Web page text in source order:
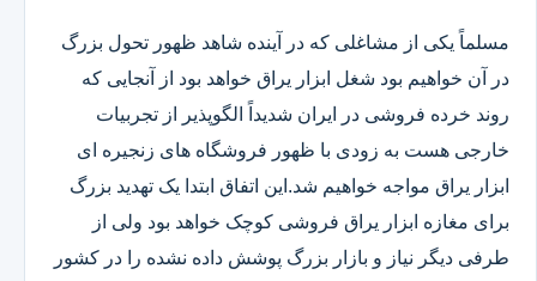
مسلماً یکی از مشاغلی که در آینده شاهد ظهور تحول بزرگ
در آن خواهیم بود شغل ابزار یراق خواهد بود از آنجایی که
روند خرده فروشی در ایران شدیداً الگوپذیر از تجربیات
خارجی هست به زودی با ظهور فروشگاه های زنجیره ای
ابزار یراق مواجه خواهیم شد.این اتفاق ابتدا یک تهدید بزرگ
برای مغازه ابزار یراق فروشی کوچک خواهد بود ولی از
طرفی دیگر نیاز و بازار بزرگ پوشش داده نشده را در کشور